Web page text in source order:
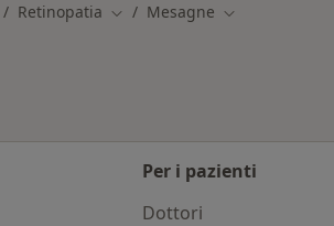
Retinopatia Cambia città
Mesagne Cambia città
Per i pazienti
Dottori